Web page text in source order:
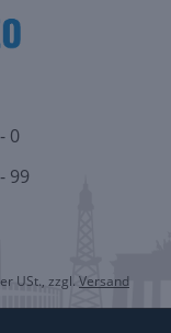
0
99
USt., zzgl. Versand